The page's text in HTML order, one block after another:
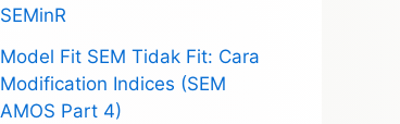
SEMinR
Model Fit SEM Tidak Fit: Cara
Modification Indices (SEM
AMOS Part 4)